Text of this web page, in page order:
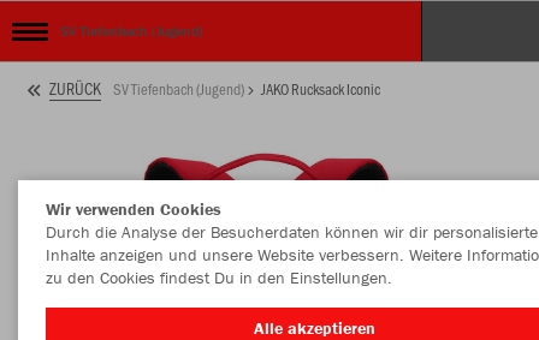
SV Tiefenbach (Jugend)
ZURÜCK SV Tiefenbach (Jugend) JAKO Rucksack Iconic
Wir verwenden Cookies
Durch die Analyse der Besucherdaten können wir dir personalisierte
Inhalte anzeigen und unsere Website verbessern. Weitere
zu den Cookies findest Du in den Einstellungen.
Alle akzeptieren